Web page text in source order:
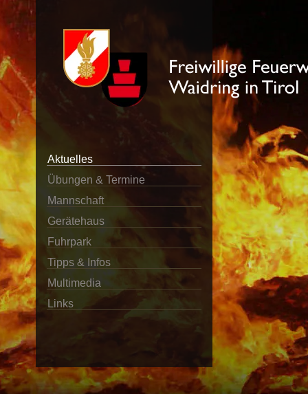
Aktuelles
Übungen & Termine
Mannschaft
Gerätehaus
Fuhrpark
Tipps & Infos
Multimedia
Links